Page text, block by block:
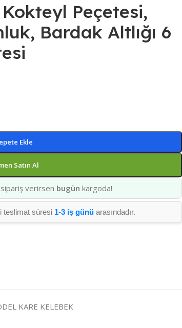
Peçetesi,
Bardak Altlığı 6
Ekle
Satın Al
verirsen bugün kargoda!
teslimat süresi 1-3 iş günüarasındadır.
KARE KELEBEK